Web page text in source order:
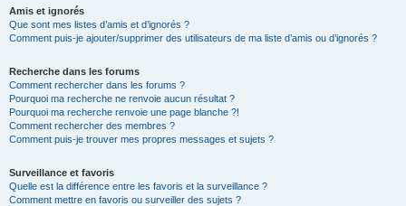
Amis et ignorés
Que sont mes listes d’amis et d’ignorés ?
Comment puis-je ajouter/supprimer des utilisateurs de ma liste d’amis ou d’ignorés ?
Recherche dans les forums
Comment rechercher dans les forums ?
Pourquoi ma recherche ne renvoie aucun résultat ?
Pourquoi ma recherche renvoie une page blanche ?!
Comment rechercher des membres ?
Comment puis-je trouver mes propres messages et sujets ?
Surveillance et favoris
Quelle est la différence entre les favoris et la surveillance ?
Comment mettre en favoris ou surveiller des sujets ?